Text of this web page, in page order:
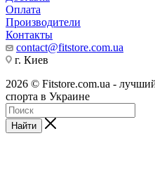
Оплата
Производители
Контакты
contact@fitstore.com.ua
г. Киев
2026 © Fitstore.com.ua -
спорта в Украине
Найти